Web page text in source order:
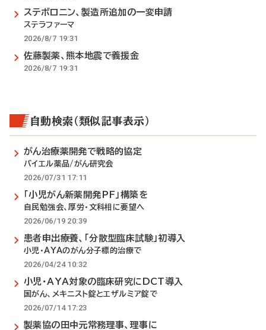
ステボロニン、製造所追加の一変申請
ステラファーマ
2026/8/7 19:31
佐藤製薬、熊本地震で義援金
2026/8/7 19:31
自動検索（類似記事表示）
がん治療薬開発で戦略的協定
バイエル薬品/がん研究会
2026/07/31 17:11
「小児がん新薬開発PF」構築を
自民勉強会、厚労・文科相に要望へ
2026/06/19 20:39
患者申出療養、「分散型臨床試験」初導入
小児・AYAのがん分子標的治療で
2026/04/24 10:32
小児・AYA対象の臨床研究にDCT導入
国がん、メキニスト錠とエザルミア錠で
2026/07/14 17:23
製薬協の田中元常務理事、理事に